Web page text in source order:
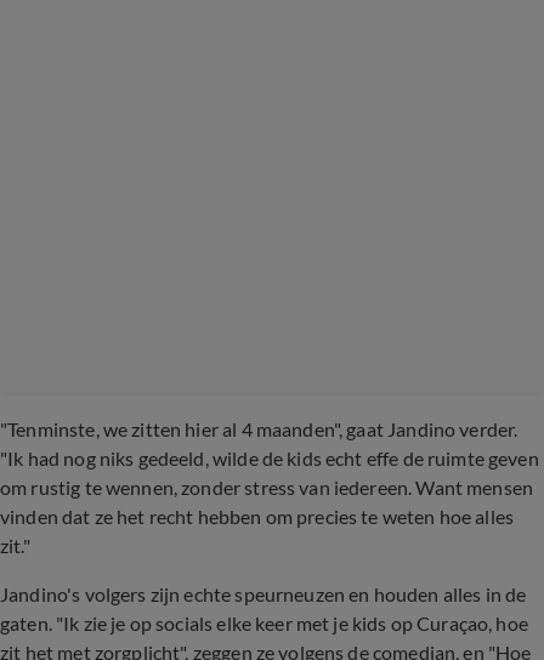
"Tenminste, we zitten hier al 4 maanden", gaat Jandino verder.
"Ik had nog niks gedeeld, wilde de kids echt effe de ruimte geven
om rustig te wennen, zonder stress van iedereen. Want mensen
vinden dat ze het recht hebben om precies te weten hoe alles
zit."
Jandino's volgers zijn echte speurneuzen en houden alles in de
gaten. "Ik zie je op socials elke keer met je kids op Curaçao, hoe
zit het met zorgplicht", zeggen ze volgens de comedian, en "Hoe